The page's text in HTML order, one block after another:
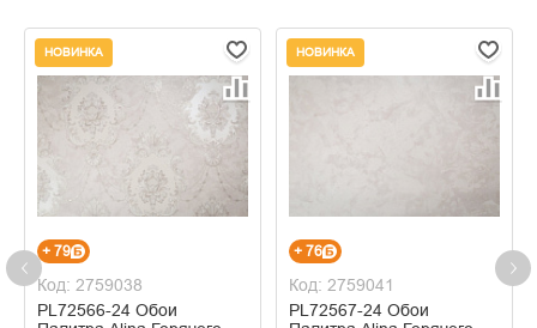
НОВИНКА
+ 79
Код: 2759038
PL72566-24 Обои
НОВИНКА
+ 76
Код: 2759041
PL72567-24 Обои